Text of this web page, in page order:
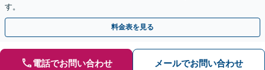
す。
料金表を見る
電話でお問い合わせ メールでお問い合わせ